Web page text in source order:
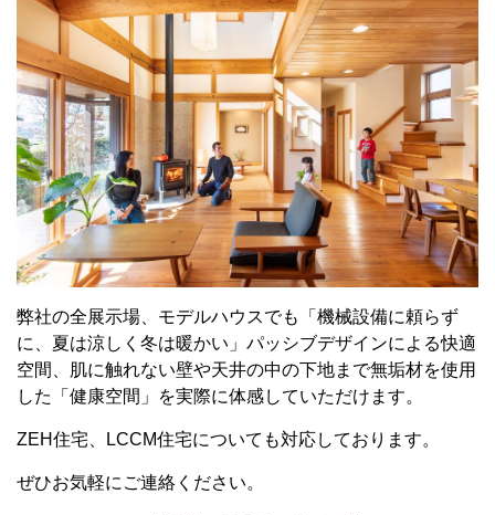
弊社の全展示場、モデルハウスでも「機械設備に頼らず
に、夏は涼しく冬は暖かい」パッシブデザインによる快適
空間、肌に触れない壁や天井の中の下地まで無垢材を使用
した「健康空間」を実際に体感していただけます。
ZEH住宅、LCCM住宅についても対応しております。
ぜひお気軽にご連絡ください。